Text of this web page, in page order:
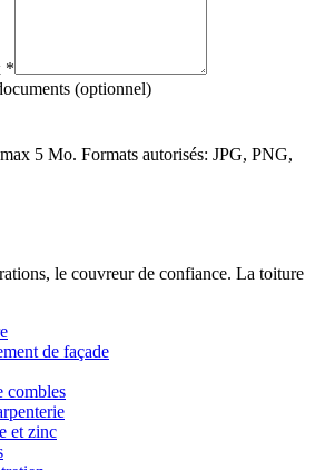
*
(optionnel)
5 Mo. Formats autorisés: JPG, PNG,
le couvreur de confiance. La toiture
de façade
combles
et zinc